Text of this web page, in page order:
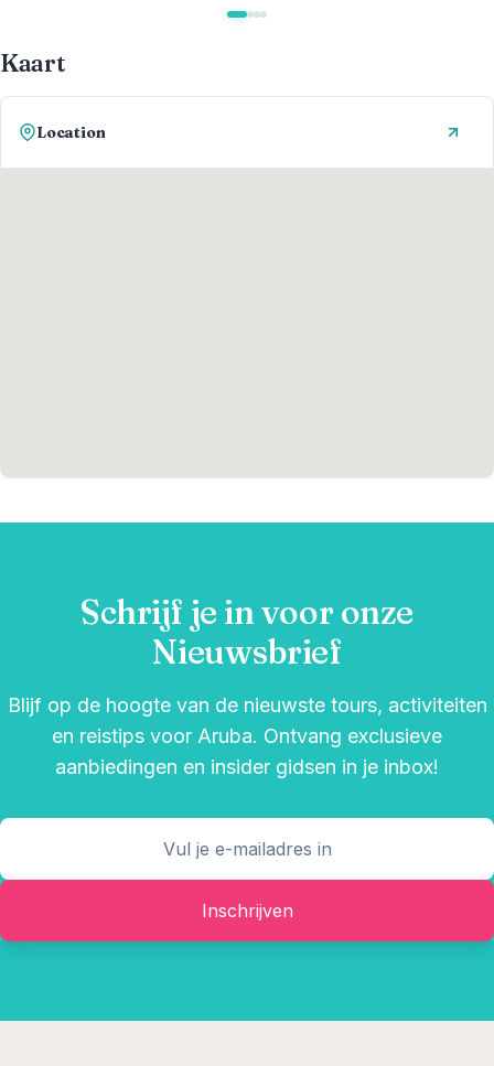
Kaart
Location
Schrijf je in voor onze
Nieuwsbrief
Blijf op de hoogte van de nieuwste tours, activiteiten
en reistips voor Aruba. Ontvang exclusieve
aanbiedingen en insider gidsen in je inbox!
Inschrijven